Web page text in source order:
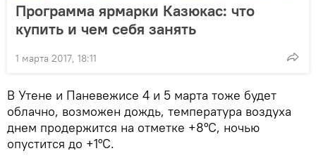
Программа ярмарки Казюкас: что
купить и чем себя занять
1 марта 2017, 18:11
В Утене и Паневежисе 4 и 5 марта тоже будет
облачно, возможен дождь, температура воздуха
днем продержится на отметке +8°С, ночью
опустится до +1°С.